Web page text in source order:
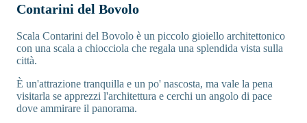
Contarini del Bovolo
Scala Contarini del Bovolo è un piccolo gioiello architettonico
con una scala a chiocciola che regala una splendida vista sulla
città.
È un'attrazione tranquilla e un po' nascosta, ma vale la pena
visitarla se apprezzi l'architettura e cerchi un angolo di pace
dove ammirare il panorama.